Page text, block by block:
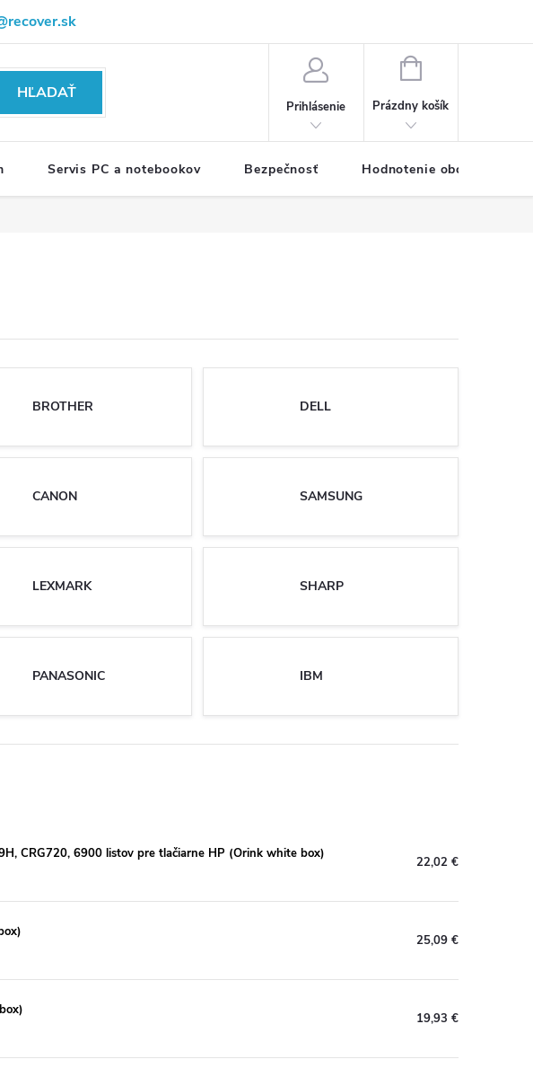
od zmluvy
HĽADAŤ
Prihlásenie
NÁKUPNÝ
Prázdny košík
Servis PC a notebookov Bezpečnosť Hodnotenie obchodu
BROTHER DELL
CANON SAMSUNG
LEXMARK SHARP
PANASONIC IBM
CRG720, 6900 listov pre tlačiarne HP (Orink white box)
22,02 €
25,09 €
19,93 €